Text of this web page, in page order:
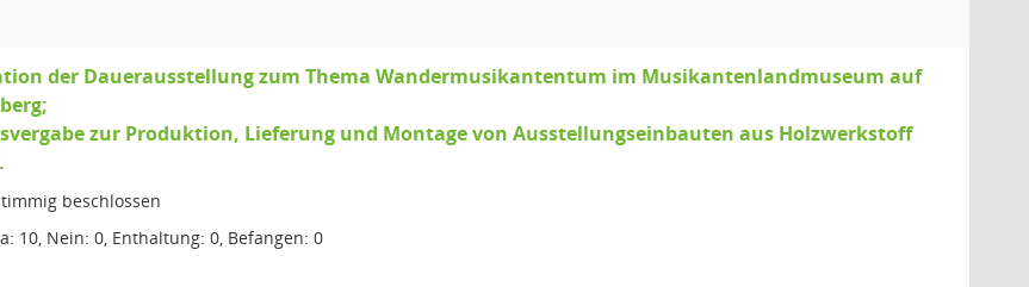
der Dauerausstellung zum Thema Wandermusikantentum im Musikantenlandmuseum auf
zur Produktion, Lieferung und Montage von Ausstellungseinbauten aus Holzwerkstoff
beschlossen
10, Nein: 0, Enthaltung: 0, Befangen: 0